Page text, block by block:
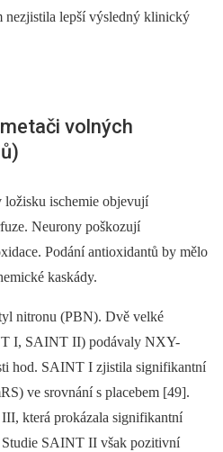
nezjistila lepší výsledný klinický
volných
ischemie objevují
Neurony poškozují
Podání antioxidantů by mělo
kaskády.
nitronu (PBN). Dvě velké
I, SAINT II) podávaly NXY-
hod. SAINT I zjistila signifikantní
ve srovnání s placebem [49].
která prokázala signifikantní
Studie SAINT II však pozitivní